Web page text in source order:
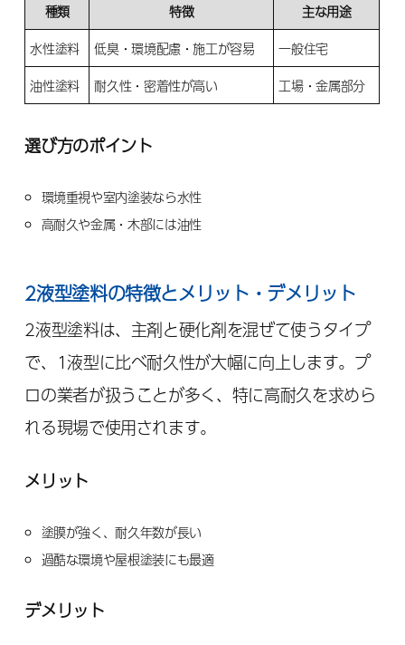
種類 特徴
主な用途
水性塗料
低臭・環境配慮・施工が容易
一般住宅
油性塗料
耐久性・密着性が高い 工場・金属部分
選び方のポイント
環境重視や室内塗装なら水性
高耐久や金属・木部には油性
2液型塗料の特徴とメリット・デメリット
2液型塗料は、主剤と硬化剤を混ぜて使うタイプ
で、1液型に比べ耐久性が大幅に向上します。プ
ロの業者が扱うことが多く、特に高耐久を求めら
れる現場で使用されます。
メリット
塗膜が強く、耐久年数が長い
過酷な環境や屋根塗装にも最適
デメリット